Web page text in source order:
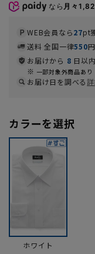
なら 月々
WEB会員なら27pt
送料 全国一律550
お届けから 8 日以
一部対象外商品あり
お届け日を調べる
カラーを選択
ホワイト